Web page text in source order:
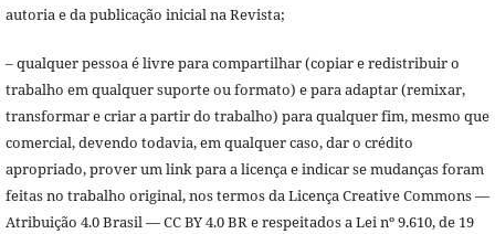
autoria e da publicação inicial na Revista;
– qualquer pessoa é livre para compartilhar (copiar e redistribuir o
trabalho em qualquer suporte ou formato) e para adaptar (remixar,
transformar e criar a partir do trabalho) para qualquer fim, mesmo que
comercial, devendo todavia, em qualquer caso, dar o crédito
apropriado, prover um link para a licença e indicar se mudanças foram
feitas no trabalho original, nos termos da Licença Creative Commons —
Atribuição 4.0 Brasil — CC BY 4.0 BR e respeitados a Lei nº 9.610, de 19